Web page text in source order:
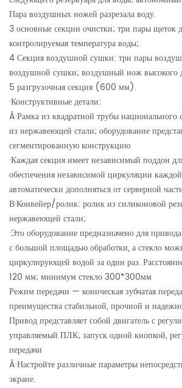
Пара воздушных ножей разрезала воду.
3 основные секции очистки; три пары щеток
контролируемая температура воды;
4 Секция воздушной сушки: три пары
воздушной сушки; воздушный нож высокого
5 разгрузочная секция (600 мм).
·Конструктивные детали:
Â·Рамка из квадратной трубы национального
из нержавеющей стали; оборудование
сегментированную конструкцию
·Каждая секция имеет независимый поддон
обеспечения независимой циркуляции
автоматически дополняться от серверной
В·Конвейер/ролик: ролик из силиконовой
нержавеющей стали;
·Это оборудование предназначено для
с большой площадью обработки, а стекло
циркулирующей водой за один раз.
120 мм; минимум стекло 300*300мм
Режим передачи — коническая зубчатая
преимущества стабильной, прочной и
Привод представляет собой двигатель с
управляемый ПЛК; запуск одной кнопкой,
передачи
Â·Настройте различные параметры
экране.